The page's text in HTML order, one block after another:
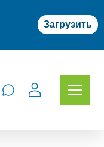
Загрузить